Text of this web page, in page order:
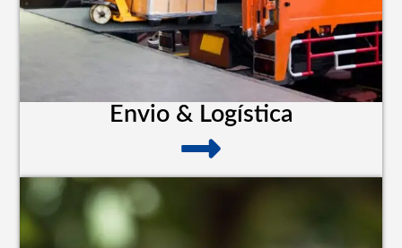
Envio & Logística